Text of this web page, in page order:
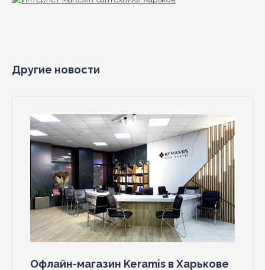
Другие новости
Офлайн-магазин Keramis в Харькове